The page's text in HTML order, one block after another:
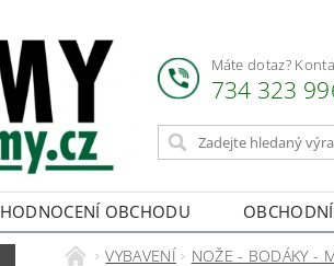
Máte dotaz?
734 323
HODNOCENÍ OBCHODU
VYBAVENÍ NOŽE - BODÁKY -